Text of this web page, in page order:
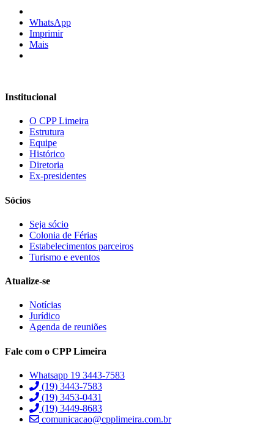
WhatsApp
Imprimir
Mais
Institucional
O CPP Limeira
Estrutura
Equipe
Histórico
Diretoria
Ex-presidentes
Sócios
Seja sócio
Colonia de Férias
Estabelecimentos parceiros
Turismo e eventos
Atualize-se
Notícias
Jurídico
Agenda de reuniões
Fale com o CPP Limeira
Whatsapp 19 3443-7583
(19) 3443-7583
(19) 3453-0431
(19) 3449-8683
comunicacao@cpplimeira.com.br